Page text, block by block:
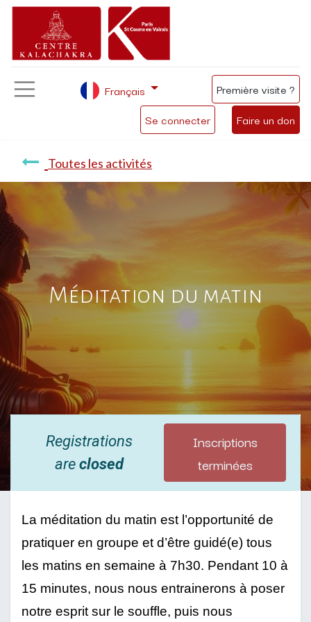
Se connecter Faire un don
Français Première visite ?
Toutes les activités
Méditation du matin
Registrations
areclosed
Inscriptions
terminées
La méditation du matin est l’opportunité de
pratiquer en groupe et d’être guidé(e) tous
les matins en semaine à 7h30. Pendant 10 à
15 minutes, nous nous entrainerons à poser
notre esprit sur le souffle, puis nous